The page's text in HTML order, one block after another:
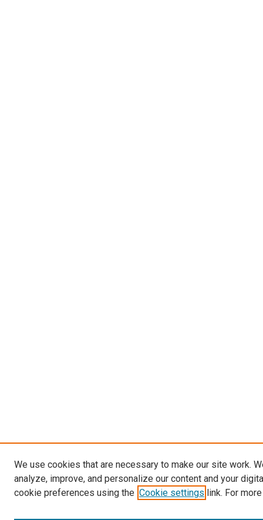
We use cookies that are necessary to make our site work.
analyze, improve, and personalize our content and your
cookie preferences using the Cookie settings link. For